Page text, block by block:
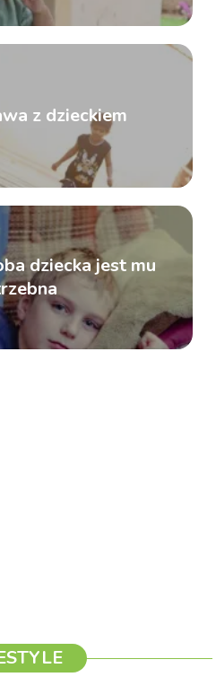
z dzieckiem
dziecka jest mu